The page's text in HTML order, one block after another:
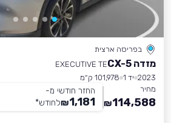
בפריסה ארצית
מזדה CX-5
EXECUTIVE TE
2023 יד 1
101,978 ק״מ
מחיר
114,588
₪
החזר חודשי מ-
1,181
₪לחודש*